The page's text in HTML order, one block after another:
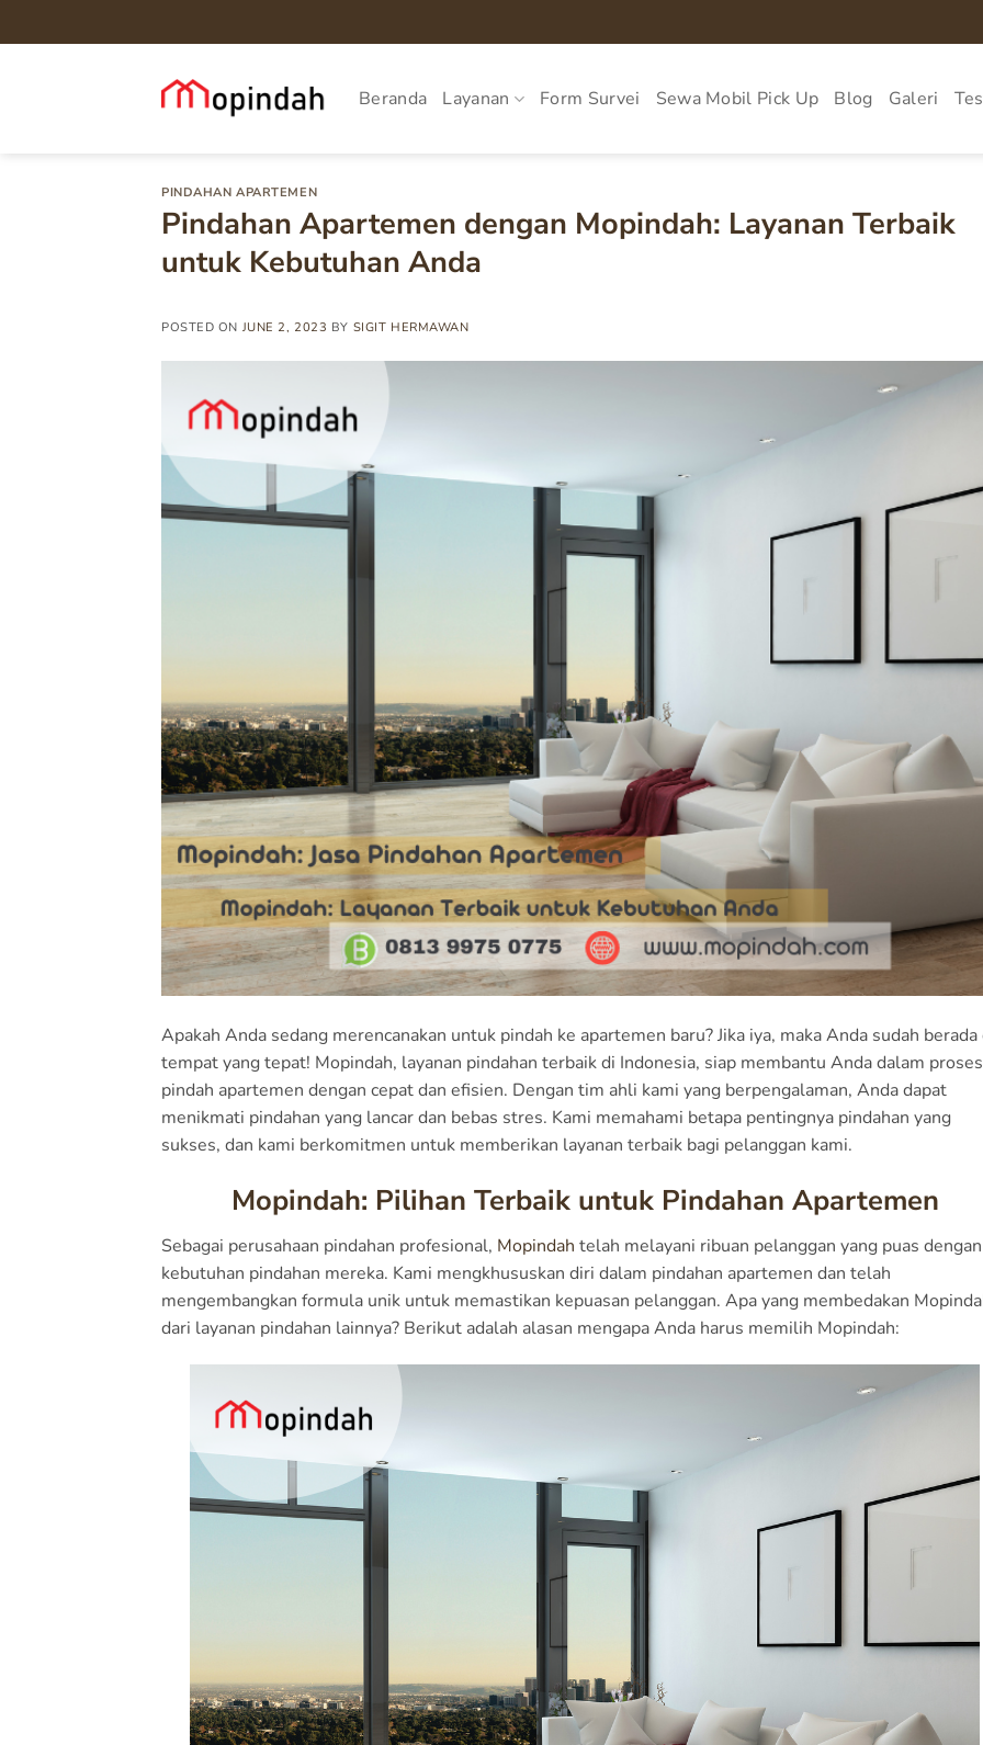
to
Beranda
Layanan Form Survei Sewa Mobil Pick Up Blog Galeri
PINDAHAN APARTEMEN
Pindahan Apartemen dengan Mopindah: Layanan Terbaik
untuk Kebutuhan Anda
POSTED ON JUNE 2, 2023 BY SIGIT HERMAWAN
Apakah Anda sedang merencanakan untuk pindah ke apartemen baru? Jika iya, maka Anda sudah berada
tempat yang tepat! Mopindah, layanan pindahan terbaik di Indonesia, siap membantu Anda dalam proses
pindah apartemen dengan cepat dan efisien. Dengan tim ahli kami yang berpengalaman, Anda dapat
menikmati pindahan yang lancar dan bebas stres. Kami memahami betapa pentingnya pindahan yang
sukses, dan kami berkomitmen untuk memberikan layanan terbaik bagi pelanggan kami.
Mopindah: Pilihan Terbaik untuk Pindahan Apartemen
Sebagai perusahaan pindahan profesional, Mopindah telah melayani ribuan pelanggan yang puas dengan
kebutuhan pindahan mereka. Kami mengkhususkan diri dalam pindahan apartemen dan telah
mengembangkan formula unik untuk memastikan kepuasan pelanggan. Apa yang membedakan
dari layanan pindahan lainnya? Berikut adalah alasan mengapa Anda harus memilih Mopindah: